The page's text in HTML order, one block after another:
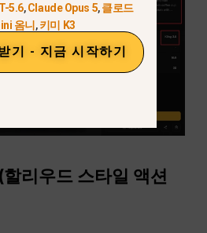
리우드 스타일 액션
5.6,Claude Opus 5,클로드
옴니 ,키미 K3
기 - 지금 시작하기